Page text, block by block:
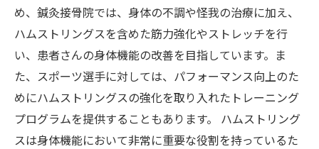
め、鍼灸接骨院では、身体の不調や怪我の治療に加え、
ハムストリングスを含めた筋力強化やストレッチを行
い、患者さんの身体機能の改善を目指しています。ま
た、スポーツ選手に対しては、パフォーマンス向上のた
めにハムストリングスの強化を取り入れたトレーニング
プログラムを提供することもあります。 ハムストリング
スは身体機能において非常に重要な役割を持っているた